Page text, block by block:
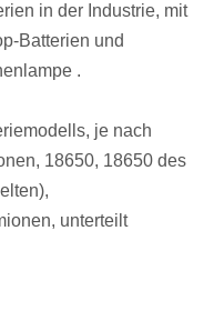
in der Industrie, mit
Batterien und
.
je nach
18650, 18650 des
unterteilt